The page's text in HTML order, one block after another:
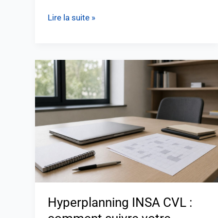
Lire la suite »
Hyperplanning INSA CVL :
Hyperplanning
INSA
CVL
:
comment
suivre
planning
?